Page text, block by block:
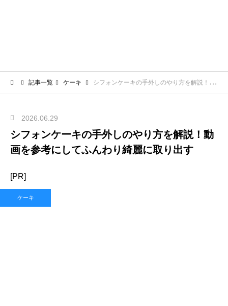
記事一覧 ケーキ シフォンケーキの手外しのやり方を解説！動画を参考にしてふんわり綺麗に取り出す
2026.06.29
シフォンケーキの手外しのやり方を解説！動
画を参考にしてふんわり綺麗に取り出す
[PR]
ケーキ